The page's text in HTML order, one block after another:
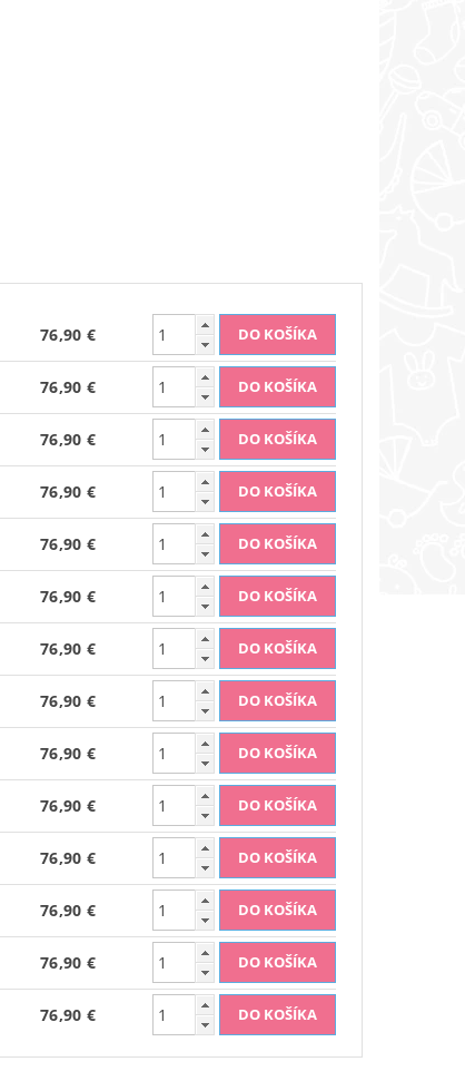
76,90 €
76,90 €
76,90 €
76,90 €
76,90 €
76,90 €
76,90 €
76,90 €
76,90 €
76,90 €
76,90 €
76,90 €
76,90 €
76,90 €